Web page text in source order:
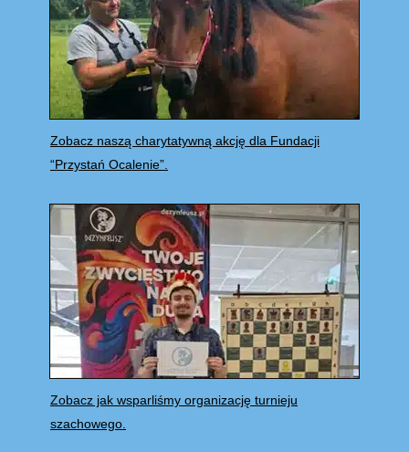
Zobacz naszą charytatywną akcję dla Fundacji
“Przystań Ocalenie”.
Zobacz jak wsparliśmy organizację turnieju
szachowego.